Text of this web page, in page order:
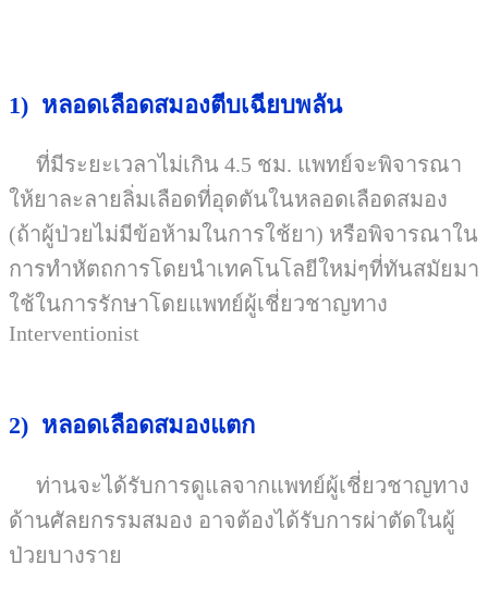
1) หลอดเลือดสมองตีบเฉียบพลัน
ที่มีระยะเวลาไม่เกิน 4.5 ชม. แพทย์จะพิจารณา
ให้ยาละลายลิ่มเลือดที่อุดตันในหลอดเลือดสมอง
(ถ้าผู้ป่วยไม่มีข้อห้ามในการใช้ยา) หรือพิจารณาใน
การทำหัตถการโดยนำเทคโนโลยีใหม่ๆที่ทันสมัยมา
ใช้ในการรักษาโดยแพทย์ผู้เชี่ยวชาญทาง
Interventionist
2) หลอดเลือดสมองแตก
ท่านจะได้รับการดูแลจากแพทย์ผู้เชี่ยวชาญทาง
ด้านศัลยกรรมสมอง อาจต้องได้รับการผ่าตัดในผู้
ป่วยบางราย